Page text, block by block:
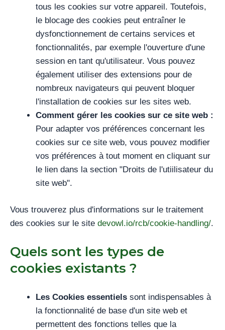
tous les cookies sur votre appareil. Toutefois,
le blocage des cookies peut entraîner le
dysfonctionnement de certains services et
fonctionnalités, par exemple l'ouverture d'une
session en tant qu'utilisateur. Vous pouvez
également utiliser des extensions pour de
nombreux navigateurs qui peuvent bloquer
l'installation de cookies sur les sites web.
Comment gérer les cookies sur ce site web :
Pour adapter vos préférences concernant les
cookies sur ce site web, vous pouvez modifier
vos préférences à tout moment en cliquant sur
le lien dans la section "Droits de l'utiilisateur du
site web".
Vous trouverez plus d'informations sur le traitement
des cookies sur le site devowl.io/rcb/cookie-handling/.
Quels sont les types de
cookies existants ?
Les Cookies essentiels sont indispensables à
la fonctionnalité de base d'un site web et
permettent des fonctions telles que la